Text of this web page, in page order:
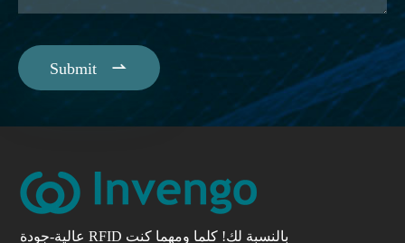
Submit 
عالية-جودة RFID بالنسبة لك! كلما ومهما كنت